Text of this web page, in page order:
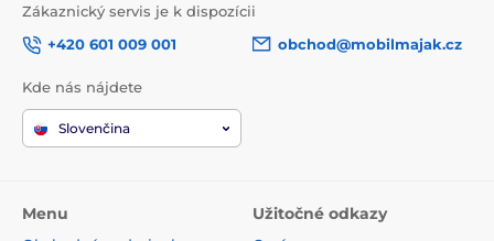
Zákaznický servis je k dispozícii
+420 601 009 001
obchod@mobilmajak.cz
Kde nás nájdete
Slovenčina
Menu Užitočné odkazy